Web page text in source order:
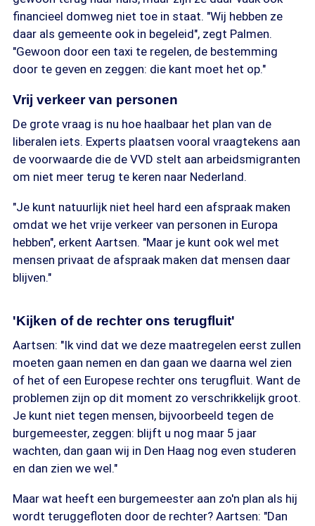
financieel domweg niet toe in staat. "Wij hebben ze
daar als gemeente ook in begeleid", zegt Palmen.
"Gewoon door een taxi te regelen, de bestemming
door te geven en zeggen: die kant moet het op."
Vrij verkeer van personen
De grote vraag is nu hoe haalbaar het plan van de
liberalen iets. Experts plaatsen vooral vraagtekens aan
de voorwaarde die de VVD stelt aan arbeidsmigranten
om niet meer terug te keren naar Nederland.
"Je kunt natuurlijk niet heel hard een afspraak maken
omdat we het vrije verkeer van personen in Europa
hebben", erkent Aartsen. "Maar je kunt ook wel met
mensen privaat de afspraak maken dat mensen daar
blijven."
'Kijken of de rechter ons terugfluit'
Aartsen: "Ik vind dat we deze maatregelen eerst zullen
moeten gaan nemen en dan gaan we daarna wel zien
of het of een Europese rechter ons terugfluit. Want de
problemen zijn op dit moment zo verschrikkelijk groot.
Je kunt niet tegen mensen, bijvoorbeeld tegen de
burgemeester, zeggen: blijft u nog maar 5 jaar
wachten, dan gaan wij in Den Haag nog even studeren
en dan zien we wel."
Maar wat heeft een burgemeester aan zo'n plan als hij
wordt teruggefloten door de rechter? Aartsen: "Dan